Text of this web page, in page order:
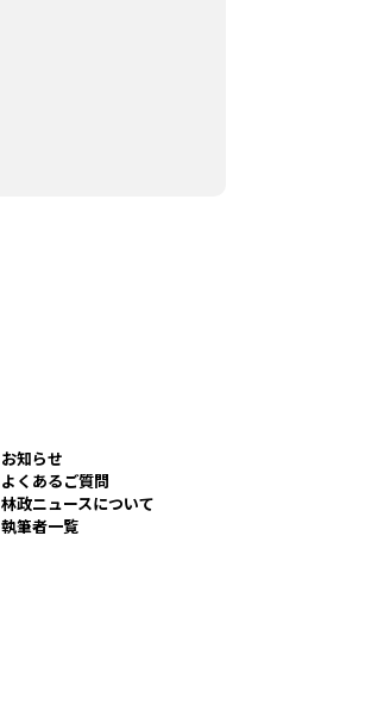
お知らせ
よくあるご質問
林政ニュースについて
執筆者一覧